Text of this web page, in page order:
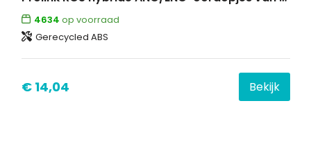
4634 op voorraad
Gerecycled ABS
€ 14,04 Bekijk